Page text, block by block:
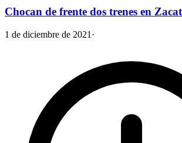
Chocan de frente dos trenes en
1 de diciembre de 2021 ·